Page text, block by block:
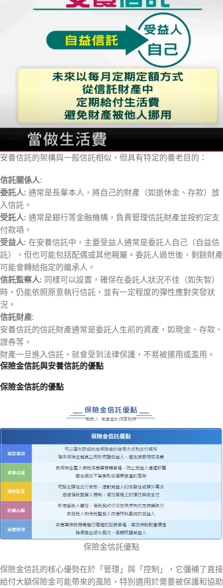
安養信託的架構與一般信託相似，但具有特定的養老目的：
信託關係人:
委託人: 通常是長輩本人，將自己的財產（如退休金、存款）放
入信託。
受託人: 通常是銀行等金融機構，負責管理信託財產並按約定支
付款項。
受益人: 在安養信託中，主要受益人通常是委託人自己（自益信
託），但也可能包括配偶或其他親屬。委託人過世後，剩餘財產
可能會轉給指定的繼承人。
信託監察人: 同樣可以設置，確保在委託人狀況不佳（如失智）
時，仍能依照原意執行信託，並有一定程度的彈性應對突發狀
況。
信託財產:
安養信託的信託財產通常是委託人生前的資產，如現金、存款、
證券等。
財產一旦進入信託，就會受到法律保護，不易被挪用或濫用。
保險金信託與安養信託的優點
保險金信託的優點
保險金信託優點
保險金信託的核心優勢在於「管理」與「控制」，它彌補了直接
給付大額保險金可能帶來的風險，特別適用於需要被保護和協助